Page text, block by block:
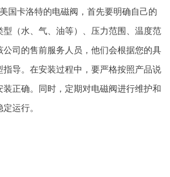
国卡洛特的电磁阀，首先要明确自己的
型（水、气、油等）、压力范围、温度范
公司的售前服务人员，他们会根据您的具
指导。在安装过程中，要严格按照产品说
装正确。同时，定期对电磁阀进行维护和
运行。